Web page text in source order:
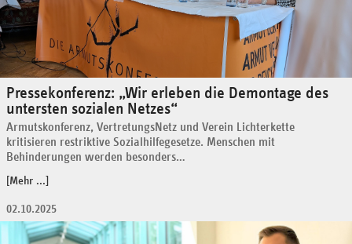
Pressekonferenz: „Wir erleben die Demontage des
untersten sozialen Netzes“
Armutskonferenz, VertretungsNetz und Verein Lichterkette
kritisieren restriktive Sozialhilfegesetze. Menschen mit
Behinderungen werden besonders…
[Mehr ...]
02.10.2025